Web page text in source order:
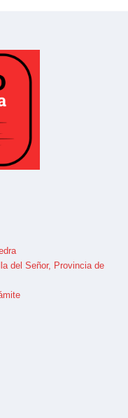
del Señor, Provincia de